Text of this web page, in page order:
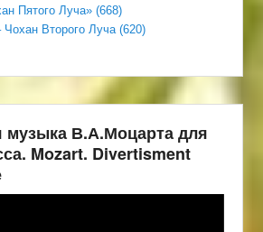
Пятого Луча» (668)
Чохан Второго Луча (620)
В.А.Моцарта для
Mozart. Divertisment